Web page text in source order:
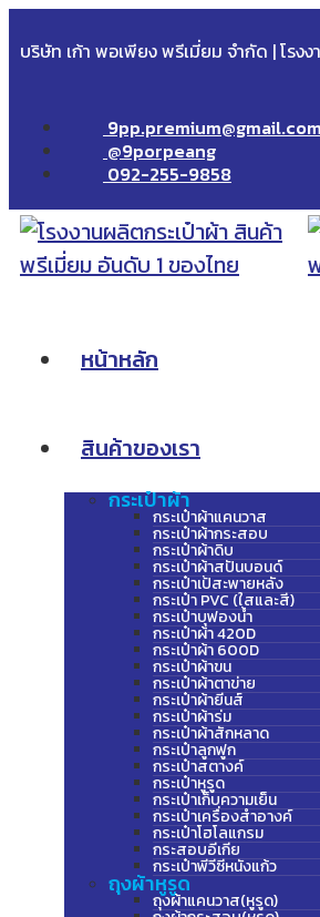
บริษัท เก้า พอเพียง พรีเมี่ยม จำกัด | โรง
9pp.premium@gmail.com
@9porpeang
092-255-9858
หน้าหลัก
สินค้าของเรา
กระเป๋าผ้า
กระเป๋าผ้าแคนวาส
กระเป๋าผ้ากระสอบ
กระเป๋าผ้าดิบ
กระเป๋าผ้าสปันบอนด์
กระเป๋าเป้สะพายหลัง
กระเป๋า PVC (ใสและสี)
กระเป๋าบุฟองน้ำ
กระเป๋าผ้า 420D
กระเป๋าผ้า 600D
กระเป๋าผ้าขน
กระเป๋าผ้าตาข่าย
กระเป๋าผ้ายีนส์
กระเป๋าผ้าร่ม
กระเป๋าผ้าสักหลาด
กระเป๋าลูกฟูก
กระเป๋าสตางค์
กระเป๋าหูรูด
กระเป๋าเก็บความเย็น
กระเป๋าเครื่องสำอางค์
กระเป๋าโฮโลแกรม
กระสอบอีเกีย
กระเป๋าพีวีซีหนังแก้ว
ถุงผ้าหูรูด
ถุงผ้าแคนวาส(หูรูด)